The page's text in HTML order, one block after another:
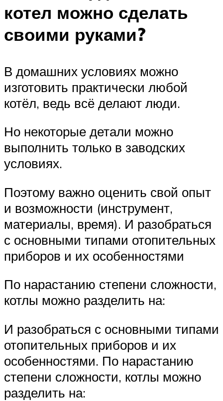
котел можно сделать
своими руками?
В домашних условиях можно
изготовить практически любой
котёл, ведь всё делают люди.
Но некоторые детали можно
выполнить только в заводских
условиях.
Поэтому важно оценить свой опыт
и возможности (инструмент,
материалы, время). И разобраться
с основными типами отопительных
приборов и их особенностями
По нарастанию степени сложности,
котлы можно разделить на:
И разобраться с основными типами
отопительных приборов и их
особенностями. По нарастанию
степени сложности, котлы можно
разделить на: